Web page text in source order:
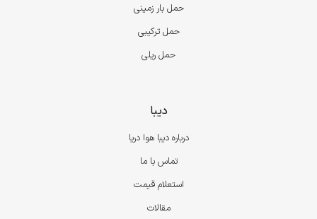
حمل بار زمینی
حمل ترکیبی
حمل ریلی
دیبا
درباره دیبا هوا دریا
تماس با ما
استعلام قیمت
مقالات